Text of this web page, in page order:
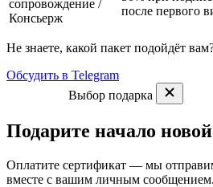
сопровождение /
Консьерж
после первого
Не знаете, какой пакет подойдёт
Обсудить в Telegram
Выбор подарка
Подарите начало
Оплатите сертификат — мы
вместе с вашим личным сообщением.